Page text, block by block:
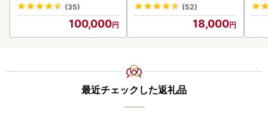
(35)
100,000
(52)
18,000
最近チェックした返礼品